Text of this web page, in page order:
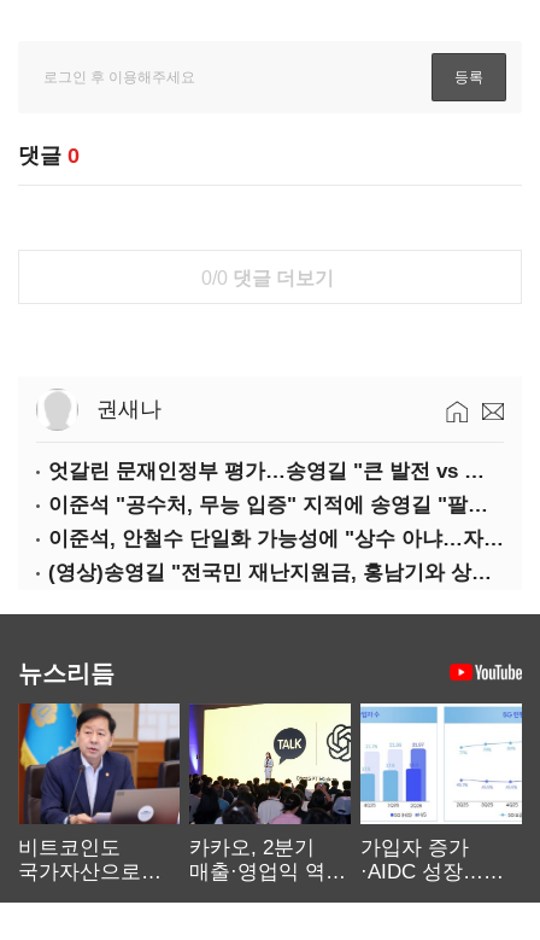
댓글 0
0/0 댓글 더보기
권새나
엇갈린 문재인정부 평가…송영길 "큰 발전 vs 이준석 "기본 점수"
이준석 "공수처, 무능 입증" 지적에 송영길 "팔다리 자른 게 국민의힘"
이준석, 안철수 단일화 가능성에 "상수 아냐…자의식 과잉"
(영상)송영길 "전국민 재난지원금, 홍남기와 상의·이재명 뜻 존중"
뉴스리듬
비트코인도
국가자산으로…'
카카오, 2분기
매출·영업익 역대
가입자 증가
·AIDC 성장…